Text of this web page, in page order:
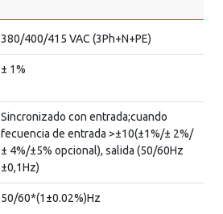
380/400/415 VAC (3Ph+N+PE)
± 1%
Sincronizado con entrada;cuando
fecuencia de entrada >±10(±1%/± 2%/
± 4%/±5% opcional), salida (50/60Hz
±0,1Hz)
50/60*(1±0.02%)Hz